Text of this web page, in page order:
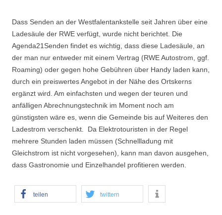
Dass Senden an der Westfalentankstelle seit Jahren über eine
Ladesäule der RWE verfügt, wurde nicht berichtet. Die
Agenda21Senden findet es wichtig, dass diese Ladesäule, an
der man nur entweder mit einem Vertrag (RWE Autostrom, ggf.
Roaming) oder gegen hohe Gebühren über Handy laden kann,
durch ein preiswertes Angebot in der Nähe des Ortskerns
ergänzt wird. Am einfachsten und wegen der teuren und
anfälligen Abrechnungstechnik im Moment noch am
günstigsten wäre es, wenn die Gemeinde bis auf Weiteres den
Ladestrom verschenkt. Da Elektrotouristen in der Regel
mehrere Stunden laden müssen (Schnellladung mit
Gleichstrom ist nicht vorgesehen), kann man davon ausgehen,
dass Gastronomie und Einzelhandel profitieren werden.
teilen twittern